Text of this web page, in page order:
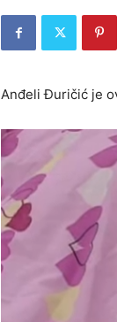
Anđeli Đuričić je